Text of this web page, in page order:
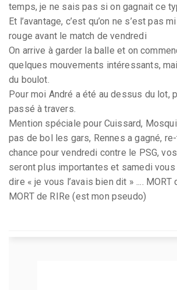
temps, je ne sais pas si on gagnait ce
Et l’avantage, c’est qu’on ne s’est pas
rouge avant le match de vendredi
On arrive à garder la balle et on
quelques mouvements intéressants,
du boulot.
Pour moi André a été au dessus du lot,
passé à travers.
Mention spéciale pour Cuissard,
pas de bol les gars, Rennes a gagné,
chance pour vendredi contre le PSG,
seront plus importantes et samedi vous
dire « je vous l’avais bien dit » .... MORT
MORT de RIRe (est mon pseudo)